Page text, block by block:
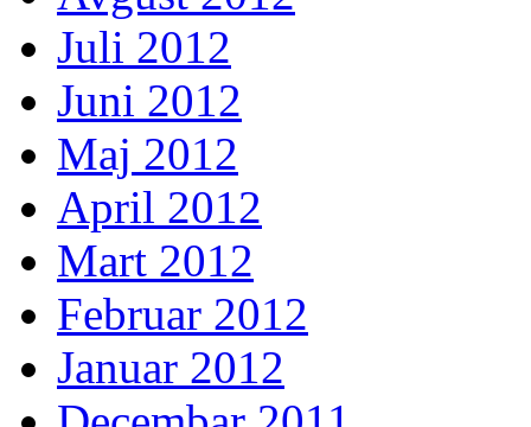
Juli 2012
Juni 2012
Maj 2012
April 2012
Mart 2012
Februar 2012
Januar 2012